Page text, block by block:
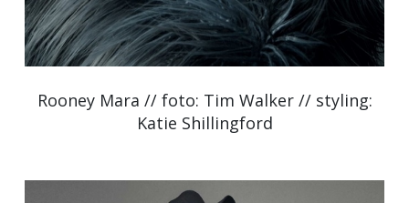
Rooney Mara // foto: Tim Walker // styling:
Katie Shillingford